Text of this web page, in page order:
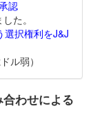
認
た。
選択権利をJ&J
ル弱）
わせによる